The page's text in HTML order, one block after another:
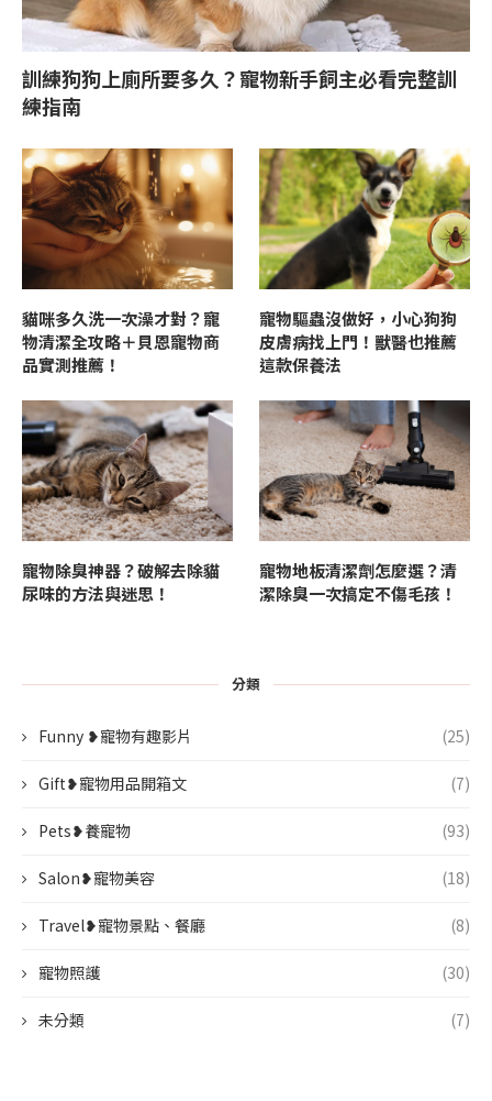
訓練狗狗上廁所要多久？寵物新手飼主必看完整訓
練指南
貓咪多久洗一次澡才對？寵
物清潔全攻略＋貝恩寵物商
品實測推薦！
寵物驅蟲沒做好，小心狗狗
皮膚病找上門！獸醫也推薦
這款保養法
寵物除臭神器？破解去除貓
尿味的方法與迷思！
寵物地板清潔劑怎麼選？清
潔除臭一次搞定不傷毛孩！
分類
Funny ❥寵物有趣影片 (25)
Gift❥寵物用品開箱文 (7)
Pets❥養寵物 (93)
Salon❥寵物美容 (18)
Travel❥寵物景點、餐廳 (8)
寵物照護 (30)
未分類 (7)